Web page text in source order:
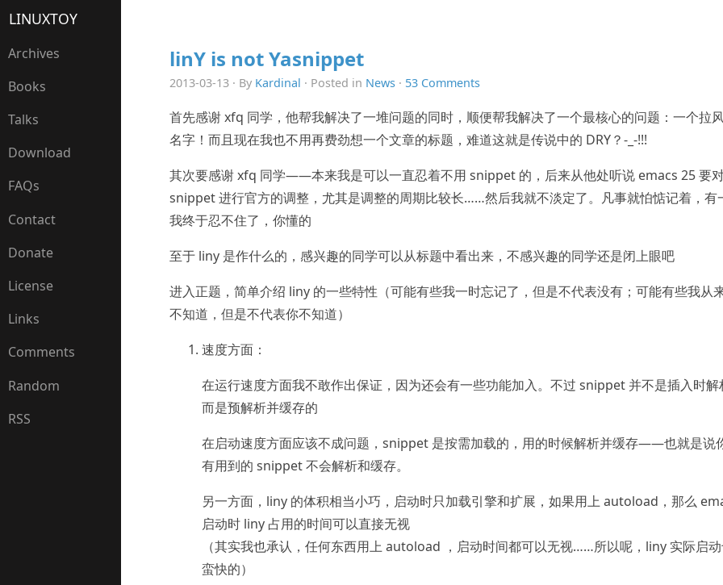
LINUXTOY
Archives
Books
Talks
Download
FAQs
Contact
Donate
License
Links
Comments
Random
RSS
linY is not Yasnippet
2013-03-13 · By Kardinal · Posted in News· 53 Comments
首先感谢 xfq 同学，他帮我解决了一堆问题的同时，顺便帮我解决了一个最核心的问题：一个拉
名字！而且现在我也不用再费劲想一个文章的标题，难道这就是传说中的 DRY？-_-!!!
其次要感谢 xfq 同学——本来我是可以一直忍着不用 snippet 的，后来从他处听说 emacs 25 要
snippet 进行官方的调整，尤其是调整的周期比较长……然后我就不淡定了。凡事就怕惦记着，有
我终于忍不住了，你懂的
至于 liny 是作什么的，感兴趣的同学可以从标题中看出来，不感兴趣的同学还是闭上眼吧
进入正题，简单介绍 liny 的一些特性（可能有些我一时忘记了，但是不代表没有；可能有些我从
不知道，但是不代表你不知道）
速度方面：
在运行速度方面我不敢作出保证，因为还会有一些功能加入。不过 snippet 并不是插入时解
而是预解析并缓存的
在启动速度方面应该不成问题，snippet 是按需加载的，用的时候解析并缓存——也就是说
有用到的 snippet 不会解析和缓存。
另一方面，liny 的体积相当小巧，启动时只加载引擎和扩展，如果用上 autoload，那么
启动时 liny 占用的时间可以直接无视
（其实我也承认，任何东西用上 autoload ，启动时间都可以无视……所以呢，liny 实际启
蛮快的）